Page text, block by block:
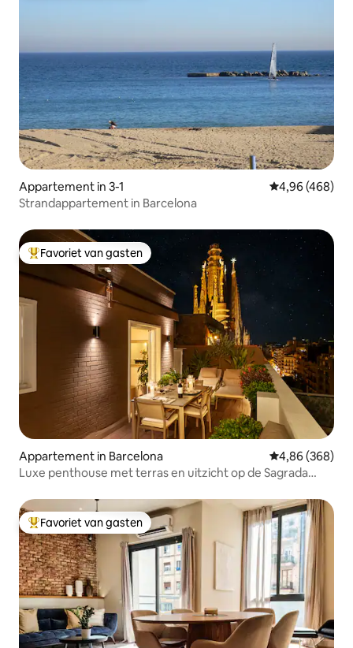
Appartement in 3-1 Gemiddelde
4,96 (468)
Strandappartement in Barcelona
Topfavoriet van gasten
Favoriet van gasten
Appartement in Barcelona Gemiddelde
4,86 (368)
Luxe penthouse met terras en uitzicht op de Sagrada
Topfavoriet van gasten
Favoriet van gasten